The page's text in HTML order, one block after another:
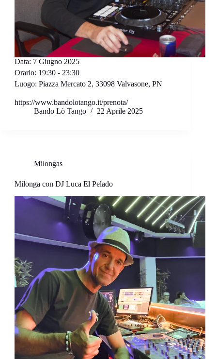
Data: 7 Giugno 2025
Orario: 19:30 - 23:30
Luogo: Piazza Mercato 2, 33098 Valvasone, PN
https://www.bandolotango.it/prenota/
Bando Lò Tango
22 Aprile 2025
Milongas
Milonga con DJ Luca El Pelado